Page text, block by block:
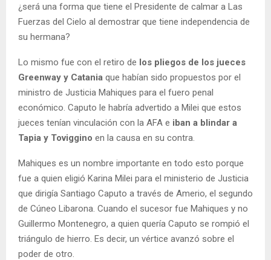
¿será una forma que tiene el Presidente de calmar a Las
Fuerzas del Cielo al demostrar que tiene independencia de
su hermana?
Lo mismo fue con el retiro de los pliegos de los jueces
Greenway y Catania que habían sido propuestos por el
ministro de Justicia Mahiques para el fuero penal
económico. Caputo le habría advertido a Milei que estos
jueces tenían vinculación con la AFA e iban a blindar a
Tapia y Toviggino en la causa en su contra.
Mahiques es un nombre importante en todo esto porque
fue a quien eligió Karina Milei para el ministerio de Justicia
que dirigía Santiago Caputo a través de Amerio, el segundo
de Cúneo Libarona. Cuando el sucesor fue Mahiques y no
Guillermo Montenegro, a quien quería Caputo se rompió el
triángulo de hierro. Es decir, un vértice avanzó sobre el
poder de otro.